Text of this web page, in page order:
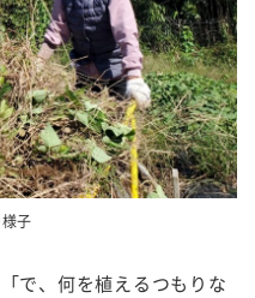
子
で、何を植えるつもりな